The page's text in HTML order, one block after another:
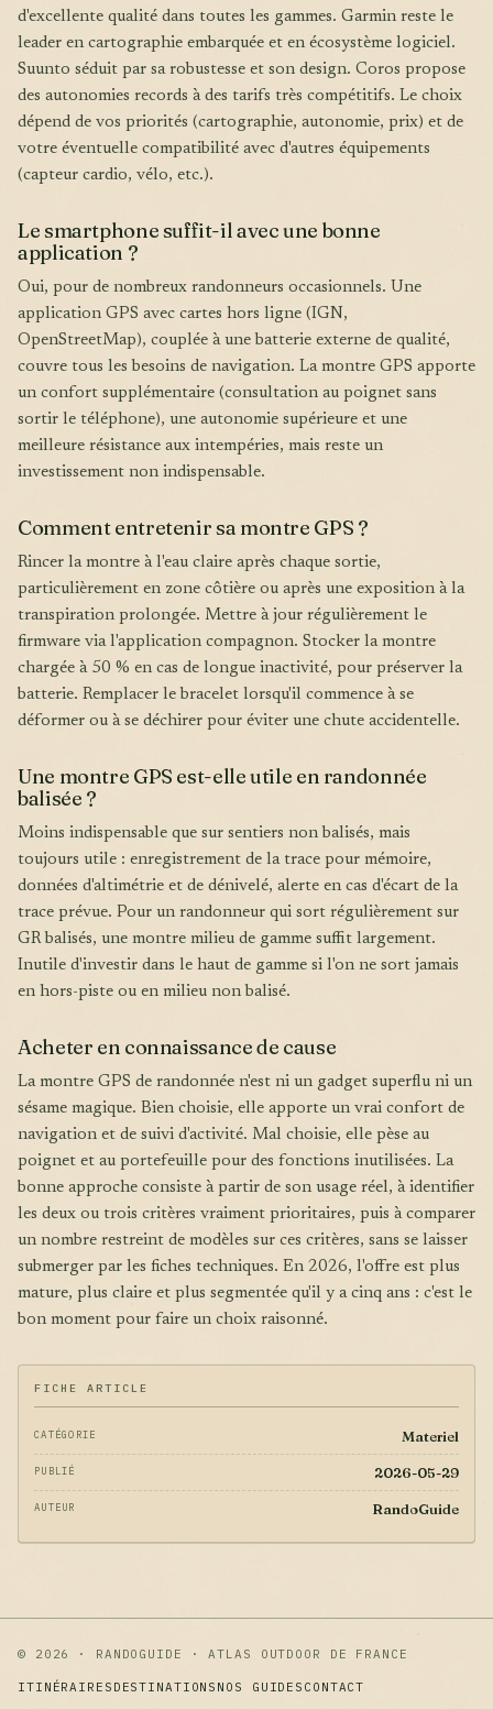
d'excellente qualité dans toutes les gammes. Garmin reste le
leader en cartographie embarquée et en écosystème logiciel.
Suunto séduit par sa robustesse et son design. Coros propose
des autonomies records à des tarifs très compétitifs. Le choix
dépend de vos priorités (cartographie, autonomie, prix) et de
votre éventuelle compatibilité avec d'autres équipements
(capteur cardio, vélo, etc.).
Le smartphone suffit-il avec une bonne
application ?
Oui, pour de nombreux randonneurs occasionnels. Une
application GPS avec cartes hors ligne (IGN,
OpenStreetMap), couplée à une batterie externe de qualité,
couvre tous les besoins de navigation. La montre GPS apporte
un confort supplémentaire (consultation au poignet sans
sortir le téléphone), une autonomie supérieure et une
meilleure résistance aux intempéries, mais reste un
investissement non indispensable.
Comment entretenir sa montre GPS ?
Rincer la montre à l'eau claire après chaque sortie,
particulièrement en zone côtière ou après une exposition à la
transpiration prolongée. Mettre à jour régulièrement le
firmware via l'application compagnon. Stocker la montre
chargée à 50 % en cas de longue inactivité, pour préserver la
batterie. Remplacer le bracelet lorsqu'il commence à se
déformer ou à se déchirer pour éviter une chute accidentelle.
Une montre GPS est-elle utile en randonnée
balisée ?
Moins indispensable que sur sentiers non balisés, mais
toujours utile : enregistrement de la trace pour mémoire,
données d'altimétrie et de dénivelé, alerte en cas d'écart de la
trace prévue. Pour un randonneur qui sort régulièrement sur
GR balisés, une montre milieu de gamme suffit largement.
Inutile d'investir dans le haut de gamme si l'on ne sort jamais
en hors-piste ou en milieu non balisé.
Acheter en connaissance de cause
La montre GPS de randonnée n'est ni un gadget superflu ni un
sésame magique. Bien choisie, elle apporte un vrai confort de
navigation et de suivi d'activité. Mal choisie, elle pèse au
poignet et au portefeuille pour des fonctions inutilisées. La
bonne approche consiste à partir de son usage réel, à identifier
les deux ou trois critères vraiment prioritaires, puis à comparer
un nombre restreint de modèles sur ces critères, sans se laisser
submerger par les fiches techniques. En 2026, l'offre est plus
mature, plus claire et plus segmentée qu'il y a cinq ans : c'est le
bon moment pour faire un choix raisonné.
FICHE ARTICLE
CATÉGORIE Materiel
PUBLIÉ 2026-05-29
AUTEUR RandoGuide
© 2026 · RANDOGUIDE · ATLAS OUTDOOR DE FRANCE
ITINÉRAIRES DESTINATIONS NOS GUIDES CONTACT